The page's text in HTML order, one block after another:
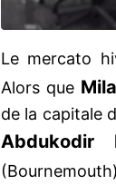
Le mercato
Alors que
de la capitale
Abdukodir